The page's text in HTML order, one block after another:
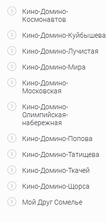
Кино-Домино-
Космонавтов
Кино-Домино-Куйбышева
Кино-Домино-Лучистая
Кино-Домино-Мира
Кино-Домино-
Московская
Кино-Домино-
Олимпийская-
набережная
Кино-Домино-Попова
Кино-Домино-Татищева
Кино-Домино-Ткачей
Кино-Домино-Щорса
Мой Друг Сомелье